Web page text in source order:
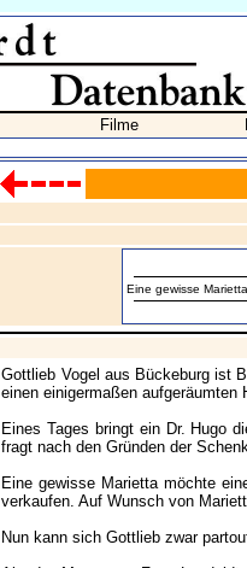
Filme
Eine gewisse Marietta
Gottlieb Vogel aus Bückeburg ist
einen einigermaßen aufgeräumten
Eines Tages bringt ein Dr. Hugo
fragt nach den Gründen der
Eine gewisse Marietta möchte
verkaufen. Auf Wunsch von
Nun kann sich Gottlieb zwar